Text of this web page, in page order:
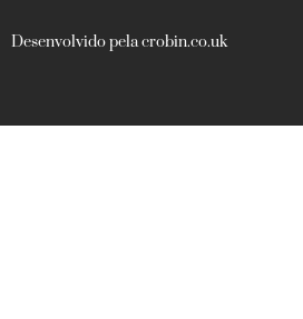
Desenvolvido pela crobin.co.uk